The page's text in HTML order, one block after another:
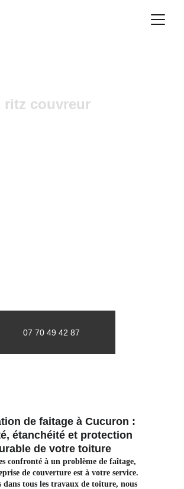
ritz couvreur
07 70 49 42 87
confronté à un problème de faîtage,
de couverture est à votre service.
dans tous les travaux de toiture, nous
de faitage à Cucuron :
étanchéité et protection
de votre toiture